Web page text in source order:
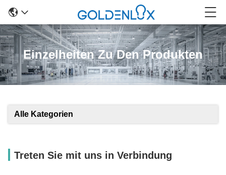
Einzelheiten Zu Den Produkten
Alle Kategorien
Treten Sie mit uns in Verbindung